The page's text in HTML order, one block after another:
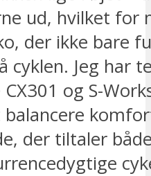
ud, hvilket for
der ikke bare
cyklen. Jeg har
og S-
der tiltaler